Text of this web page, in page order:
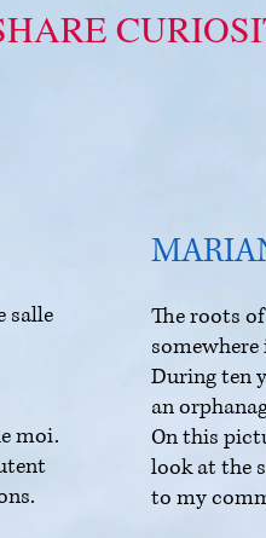
salle
moi.
The roots
During ten
an
On this
look at the
to my